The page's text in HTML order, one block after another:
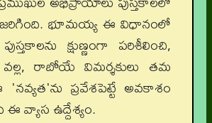
భూమయ్య ఈ విధానంలో
క్షుణ్ణంగా పరిశీలించి,
రాబోయే విమర్శకులు తమ
ప్రవేశపెట్టే అవకాశం
ఈ వ్యాస ఉద్దేశ్యం.